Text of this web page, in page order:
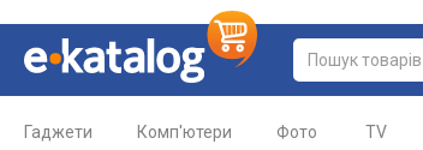
Гаджети Комп'ютери Фото TV